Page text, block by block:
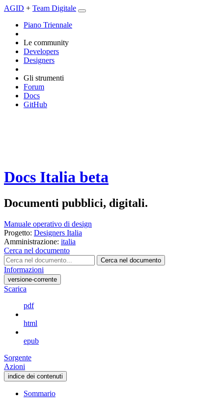
AGID + Team Digitale
Piano Triennale
Le community
Developers
Designers
Gli strumenti
Forum
Docs
GitHub
Docs Italia beta
Documenti pubblici, digitali.
Manuale operativo di design
Progetto: Designers Italia
Amministrazione: italia
Cerca nel documento
Cerca nel documento
Informazioni
versione-corrente
Scarica
pdf
html
epub
Sorgente
Azioni
indice dei contenuti
Sommario